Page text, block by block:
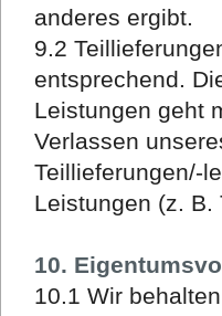
anderes ergibt.
9.2
entsprechend.
Leistungen geht
Verlassen
Teillieferungen/-
Leistungen (z. B.
10.
10.1 Wir